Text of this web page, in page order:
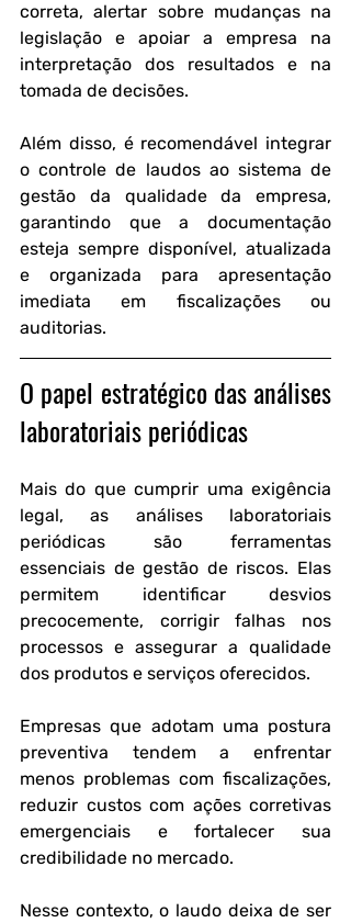
correta, alertar sobre mudanças na
legislação e apoiar a empresa na
interpretação dos resultados e na
tomada de decisões.
Além disso, é recomendável integrar
o controle de laudos ao sistema de
gestão da qualidade da empresa,
garantindo que a documentação
esteja sempre disponível, atualizada
e organizada para apresentação
imediata em fiscalizações ou
auditorias.
O papel estratégico das análises
laboratoriais periódicas
Mais do que cumprir uma exigência
legal, as análises laboratoriais
periódicas são ferramentas
essenciais de gestão de riscos. Elas
permitem identificar desvios
precocemente, corrigir falhas nos
processos e assegurar a qualidade
dos produtos e serviços oferecidos.
Empresas que adotam uma postura
preventiva tendem a enfrentar
menos problemas com fiscalizações,
reduzir custos com ações corretivas
emergenciais e fortalecer sua
credibilidade no mercado.
Nesse contexto, o laudo deixa de ser